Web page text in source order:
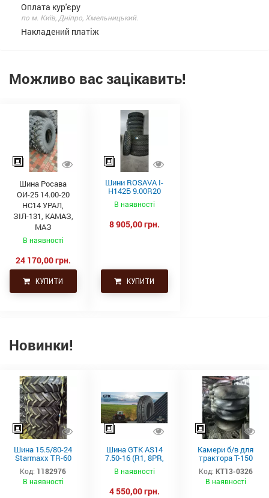
Оплата кур'єру
по м. Київ, Дніпро, Хмельницький.
Накладений платіж
Можливо вас зацікавить!
Шина Росава
ОИ-25 14.00-20
НС14 УРАЛ,
ЗІЛ-131, КАМАЗ,
МАЗ
В наявності
24 170,00 грн.
КУПИТИ
Шини ROSAVA І-
Н142Б 9.00R20
144/140К
В наявності
8 905,00 грн.
КУПИТИ
Новинки!
Шина 15.5/80-24
Starmaxx TR-60
(16PR, 163A8, TL)
Код: 1182976
В наявності
Шина GTK AS14
7.50-16 (R1, 8PR,
TT)
В наявності
4 550,00 грн.
Камери б/в для
трактора Т-150
21.3-24 (530-610)
СНГ товсті
Код: КТ13-0326
В наявності